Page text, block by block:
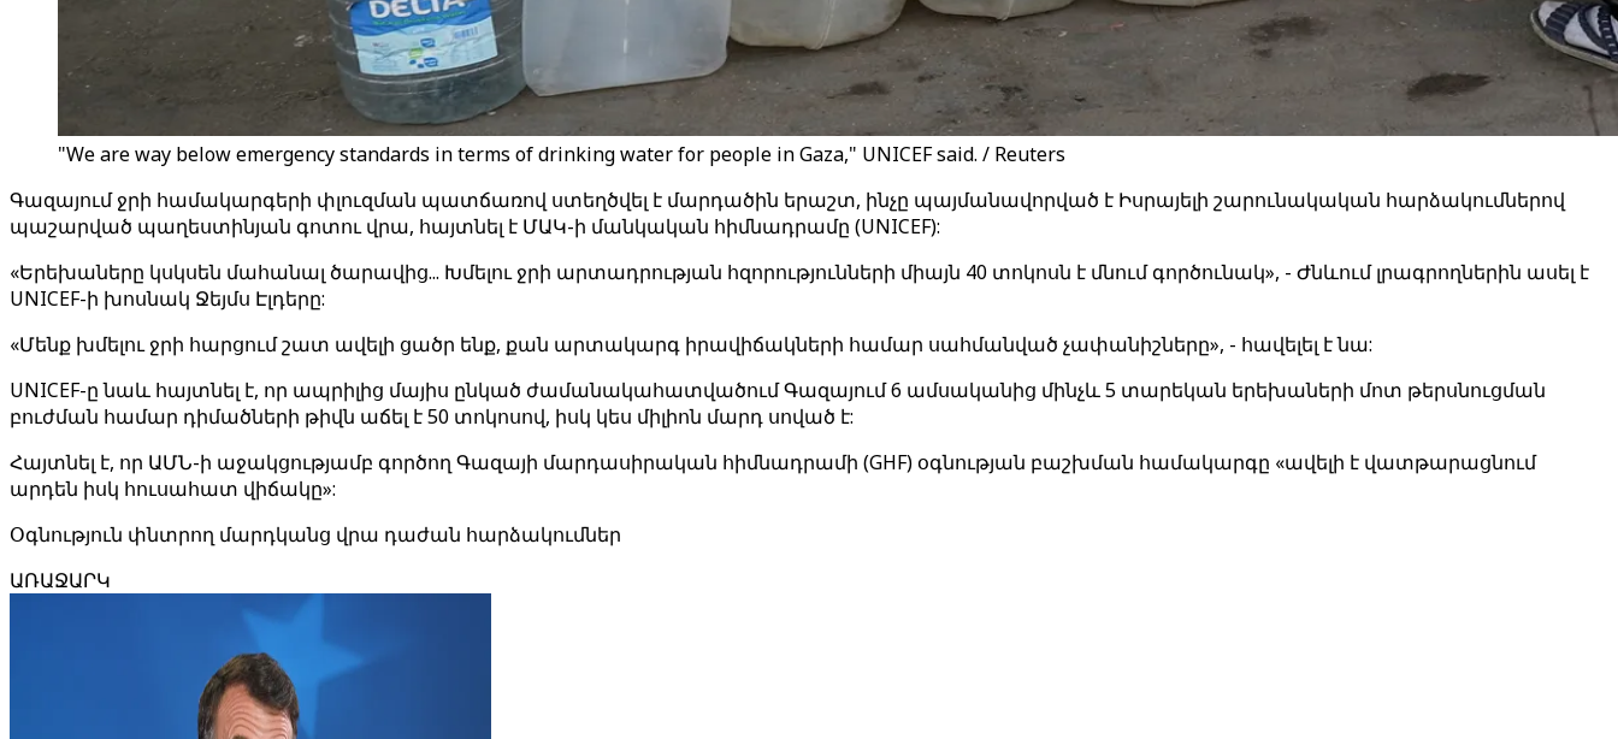
"We are way below emergency standards in terms of drinking water for people in Gaza," UNICEF said. / Reuters
Գազայում ջրի համակարգերի փլուզման պատճառով ստեղծվել է մարդածին երաշտ, ինչը պայմանավորված է Իսրայելի շարունակական հարձակումներով
պաշարված պաղեստինյան գոտու վրա, հայտնել է ՄԱԿ-ի մանկական հիմնադրամը (UNICEF):
«Երեխաները կսկսեն մահանալ ծարավից... Խմելու ջրի արտադրության հզորությունների միայն 40 տոկոսն է մնում գործունակ», - Ժնևում լրագրողներին ասել է
UNICEF-ի խոսնակ Ջեյմս Էլդերը:
«Մենք խմելու ջրի հարցում շատ ավելի ցածր ենք, քան արտակարգ իրավիճակների համար սահմանված չափանիշները», - հավելել է նա:
UNICEF-ը նաև հայտնել է, որ ապրիլից մայիս ընկած ժամանակահատվածում Գազայում 6 ամսականից մինչև 5 տարեկան երեխաների մոտ թերսնուցման
բուժման համար դիմածների թիվն աճել է 50 տոկոսով, իսկ կես միլիոն մարդ սոված է:
Հայտնել է, որ ԱՄՆ-ի աջակցությամբ գործող Գազայի մարդասիրական հիմնադրամի (GHF) օգնության բաշխման համակարգը «ավելի է վատթարացնում
արդեն իսկ հուսահատ վիճակը»:
Օգնություն փնտրող մարդկանց վրա դաժան հարձակումներ
ԱՌԱՋԱՐԿ